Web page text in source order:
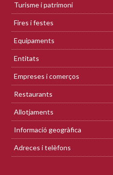
Turisme i patrimoni
Fires i festes
Equipaments
Entitats
Empreses i comerços
Restaurants
Allotjaments
Informació geogràfica
Adreces i telèfons